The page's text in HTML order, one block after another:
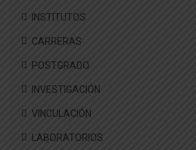
INSTITUTOS
CARRERAS
POSTGRADO
INVESTIGACIÓN
VINCULACIÓN
LABORATORIOS